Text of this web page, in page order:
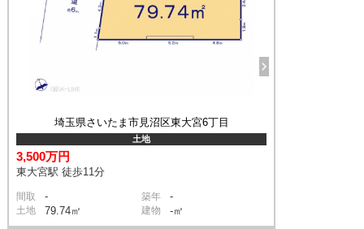
埼玉県さいたま市見沼区東大宮6丁目
土地
3,500万円
東大宮駅 徒歩11分
間取 - 築年 -
土地 79.74㎡ 建物 -㎡